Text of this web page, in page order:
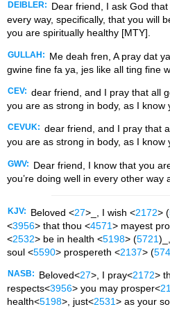
DEIBLER:
Dear friend, I ask God
every way, specifically, that you will
you are spiritually healthy [MTY].
GULLAH:
Me deah fren, A pray dat
gwine fine fa ya, jes like all ting fine
CEV: dear friend, and I pray that all
you are as strong in body, as I know
CEVUK: dear friend, and I pray that
you are as strong in body, as I know
GWV:
Dear friend, I know that you
you’re doing well in every other way
KJV: Beloved <27>_, I wish <2172> (
<3956> that thou <4571> mayest
<2532> be in health <5198> (5721
soul <5590> prospereth <2137> (
NASB: Beloved<27>, I pray<2172>
respects<3956> you may prosper<
health<5198>, just<2531> as your